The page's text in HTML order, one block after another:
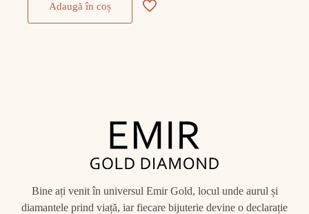
Adaugă în coș
Bine ați venit în universul Emir Gold, locul unde aurul și
diamantele prind viață, iar fiecare bijuterie devine o declarație